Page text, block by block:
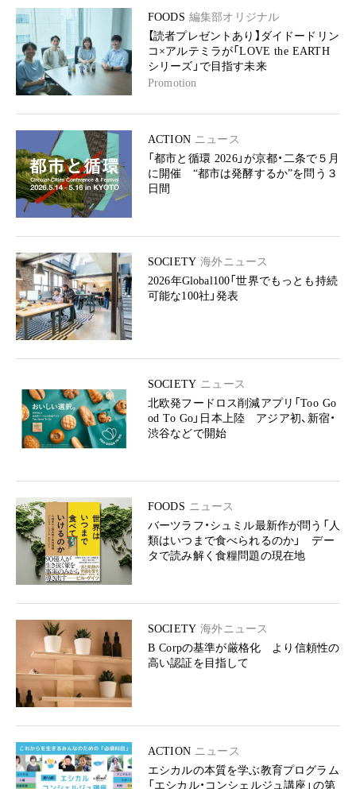
FOODS 編集部オリジナル
【読者プレゼントあり】ダイドードリン
コ×アルテミラが「LOVE the EARTH
シリーズ」で目指す未来
Promotion
ACTION ニュース
「都市と循環 2026」が京都・二条で５月
に開催 “都市は発酵するか”を問う３
日間
SOCIETY 海外ニュース
2026年Global100「世界でもっとも持続
可能な100社」発表
SOCIETY ニュース
北欧発フードロス削減アプリ「Too Go
od To Go」日本上陸 アジア初、新宿・
渋谷などで開始
FOODS ニュース
バーツラフ・シュミル最新作が問う「人
類はいつまで食べられるのか」 デー
タで読み解く食糧問題の現在地
SOCIETY 海外ニュース
B Corpの基準が厳格化 より信頼性の
高い認証を目指して
ACTION ニュース
エシカルの本質を学ぶ教育プログラム
「エシカル・コンシェルジュ講座」の第